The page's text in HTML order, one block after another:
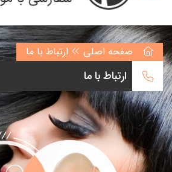
صفحه اصلی ارتباط با ما
ارتباط با ما